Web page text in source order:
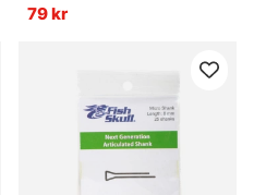
79 kr